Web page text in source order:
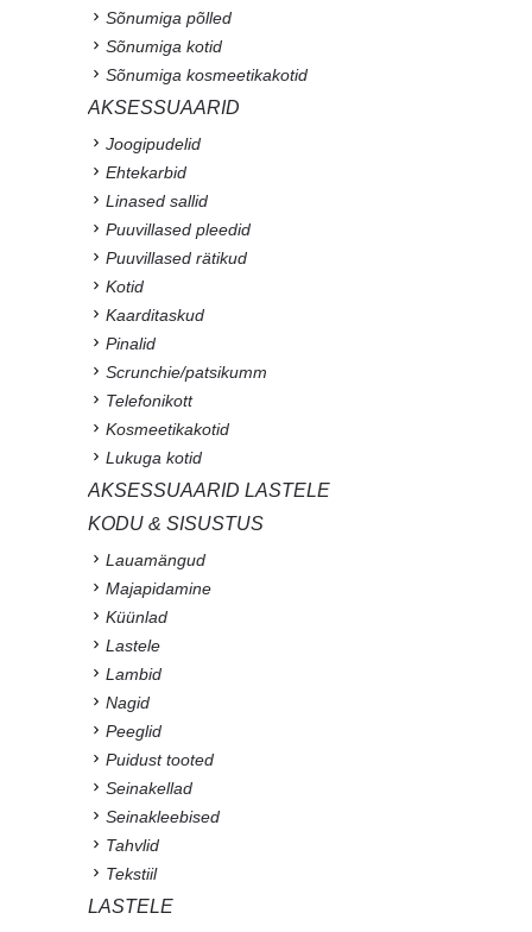
Sõnumiga põlled
Sõnumiga kotid
Sõnumiga kosmeetikakotid
AKSESSUAARID
Joogipudelid
Ehtekarbid
Linased sallid
Puuvillased pleedid
Puuvillased rätikud
Kotid
Kaarditaskud
Pinalid
Scrunchie/patsikumm
Telefonikott
Kosmeetikakotid
Lukuga kotid
AKSESSUAARID LASTELE
KODU & SISUSTUS
Lauamängud
Majapidamine
Küünlad
Lastele
Lambid
Nagid
Peeglid
Puidust tooted
Seinakellad
Seinakleebised
Tahvlid
Tekstiil
LASTELE